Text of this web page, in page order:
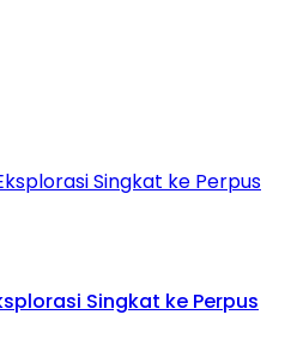
Singkat ke Perpus